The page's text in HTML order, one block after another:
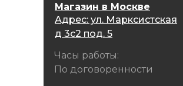
Магазин в Москве
Адрес: ул. Марксистская
д 3с2 под. 5
Часы работы:
По договоренности